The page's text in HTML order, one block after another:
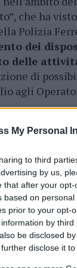
My Personal
to third
by us,
after your
on
prior to your opt-
by third
be disclosed
disclose it
che ha
Polizia
dei
delle
di
agli
il
si sono
di palmari e
d’identità. La